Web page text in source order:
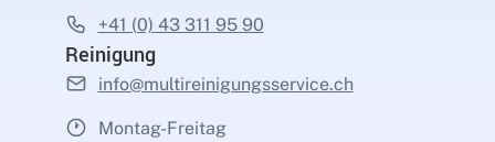
+41 (0) 43 311 95 90
Reinigung
info@multireinigungsservice.ch
Montag-Freitag